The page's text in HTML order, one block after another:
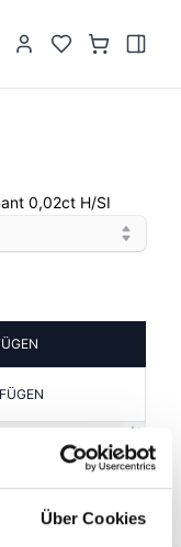
Über Cookies
0,02ct H/SI